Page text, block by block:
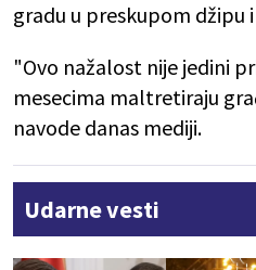
gradu u preskupom
"Ovo nažalost nije jedini
mesecima maltretiraju
navode danas mediji.
Udarne vesti